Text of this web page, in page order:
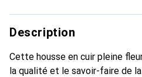
Description
Cette housse en cuir pleine
la qualité et le savoir-faire de